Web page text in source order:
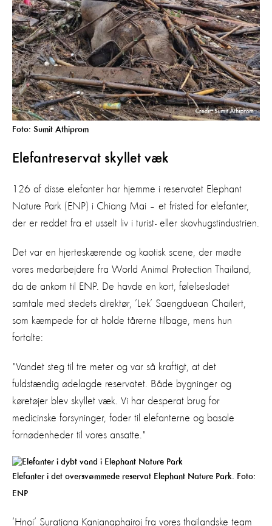
Foto: Sumit Athiprom
Elefantreservat skyllet væk
126 af disse elefanter har hjemme i reservatet Elephant
Nature Park (ENP) i Chiang Mai – et fristed for elefanter,
der er reddet fra et usselt liv i turist- eller skovhugstindustrien.
Det var en hjerteskærende og kaotisk scene, der mødte
vores medarbejdere fra World Animal Protection Thailand,
da de ankom til ENP. De havde en kort, følelsesladet
samtale med stedets direktør, ’Lek’ Saengduean Chailert,
som kæmpede for at holde tårerne tilbage, mens hun
fortalte:
"Vandet steg til tre meter og var så kraftigt, at det
fuldstændig ødelagde reservatet. Både bygninger og
køretøjer blev skyllet væk. Vi har desperat brug for
medicinske forsyninger, foder til elefanterne og basale
fornødenheder til vores ansatte."
Elefanter i det oversvømmede reservat Elephant Nature Park. Foto:
ENP
’Hnoi’ Suratjana Kanjanaphairoj fra vores thailandske team